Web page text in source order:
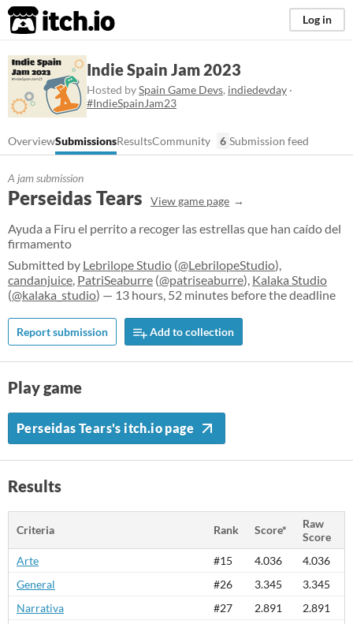
itch.io Log in
Indie Spain Jam 2023
Hosted bySpain Game Devs, indiedevday ·
#IndieSpainJam23
OverviewSubmissionsResultsCommunity 6 Submission feed
A jam submission
Perseidas Tears View game page
Ayuda a Firu el perrito a recoger las estrellas que han caído del
firmamento
Submitted by Lebrilope Studio (@LebrilopeStudio),
candanjuice, PatriSeaburre (@patriseaburre), Kalaka Studio
(@kalaka_studio) — 13 hours, 52 minutes before the deadline
Report submission Add to collection
Play game
Perseidas Tears's itch.io page
Results
Criteria Rank Score*
Raw
Score
Arte
#15 4.036
4.036
General
#26 3.345
3.345
Narrativa
#27 2.891
2.891